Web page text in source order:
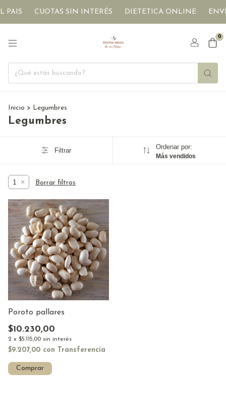
PAIS CUOTAS SIN INTERÉS DIETETICA ONLINE
0
Inicio > Legumbres
Legumbres
Filtrar Ordenar por:
Más vendidos
1 Borrar filtros
Poroto pallares
$10.230,00
2 x $5.115,00 sin interés
$9.207,00 con Transferencia
Comprar